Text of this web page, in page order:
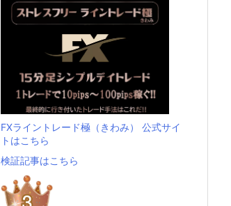
FXライントレード極（きわみ） 公式サイ
トはこちら
検証記事はこちら